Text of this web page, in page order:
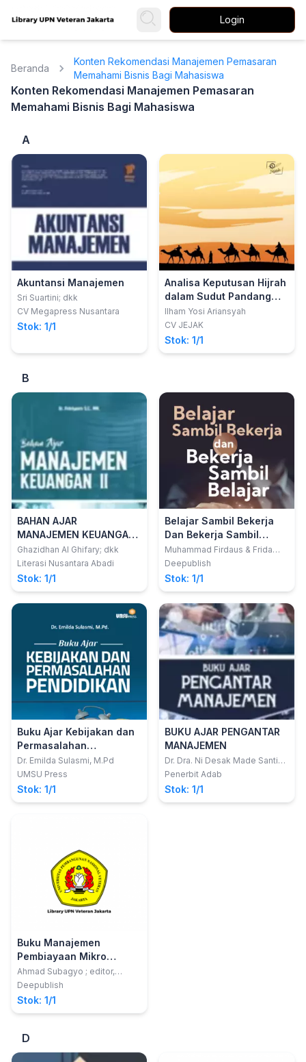
Login
Beranda
Konten Rekomendasi Manajemen Pemasaran
Memahami Bisnis Bagi Mahasiswa
Konten Rekomendasi Manajemen Pemasaran
Memahami Bisnis Bagi Mahasiswa
A
Akuntansi Manajemen
Sri Suartini; dkk
CV Megapress Nusantara
Stok: 1/1
Analisa Keputusan Hijrah
dalam Sudut Pandang
Manajemen Sumber Daya
Manusia
Ilham Yosi Ariansyah
CV JEJAK
Stok: 1/1
B
BAHAN AJAR
MANAJEMEN KEUANGAN
II
Ghazidhan Al Ghifary; dkk
Literasi Nusantara Abadi
Stok: 1/1
Belajar Sambil Bekerja
Dan Bekerja Sambil
Belajar
Muhammad Firdaus & Frida
Chairunisa
Deepublish
Stok: 1/1
Buku Ajar Kebijakan dan
Permasalahan
Pendidikan
Dr. Emilda Sulasmi, M.Pd
UMSU Press
Stok: 1/1
BUKU AJAR PENGANTAR
MANAJEMEN
Dr. Dra. Ni Desak Made Santi
Diwyarthi, M.Si; I Wayan Adi
Lubis, S.T, M.M; Marlina, SE.,
MM Dkk
Penerbit Adab
Stok: 1/1
Buku Manajemen
Pembiayaan Mikro
(Koperasi Simpan Pinjam
Dan Lembaga Keuangan
Mikro)
Ahmad Subagyo ; editor,
Roberto Akyuwen, Agus
Rachmadi, Agustini
Deepublish
Stok: 1/1
D